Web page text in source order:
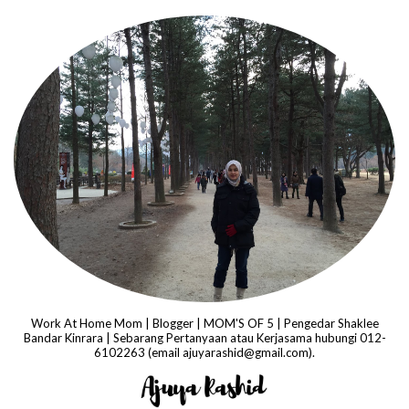
Work At Home Mom | Blogger | MOM'S OF 5 | Pengedar Shaklee
Bandar Kinrara | Sebarang Pertanyaan atau Kerjasama hubungi 012-
6102263 (email ajuyarashid@gmail.com).